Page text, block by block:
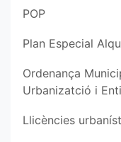
POP
Plan Especial
Ordenança
Urbanizatció i
Llicències